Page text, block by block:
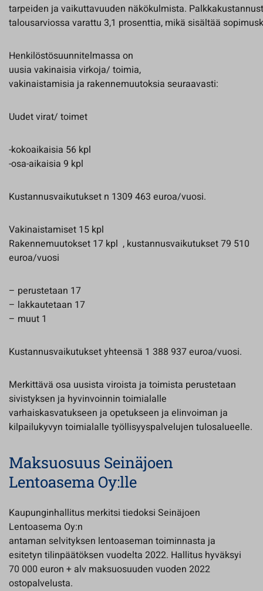
tarpeiden ja vaikuttavuuden näkökulmista.
talousarviossa varattu 3,1 prosenttia, mikä sisältää
Henkilöstösuunnitelmassa on
uusia vakinaisia virkoja/ toimia,
vakinaistamisia ja rakennemuutoksia seuraavasti:
Uudet virat/ toimet
-kokoaikaisia 56 kpl
-osa-aikaisia 9 kpl
Kustannusvaikutukset n 1309 463 euroa/vuosi.
Vakinaistamiset 15 kpl
Rakennemuutokset 17 kpl , kustannusvaikutukset 79 510
euroa/vuosi
– perustetaan 17
– lakkautetaan 17
– muut 1
Kustannusvaikutukset yhteensä 1 388 937 euroa/vuosi.
Merkittävä osa uusista viroista ja toimista perustetaan
sivistyksen ja hyvinvoinnin toimialalle
varhaiskasvatukseen ja opetukseen ja elinvoiman ja
kilpailukyvyn toimialalle työllisyyspalvelujen tulosalueelle.
Maksuosuus Seinäjoen
Lentoasema Oy:lle
Kaupunginhallitus merkitsi tiedoksi Seinäjoen
Lentoasema Oy:n
antaman selvityksen lentoaseman toiminnasta ja
esitetyn tilinpäätöksen vuodelta 2022. Hallitus hyväksyi
70 000 euron + alv maksuosuuden vuoden 2022
ostopalvelusta.